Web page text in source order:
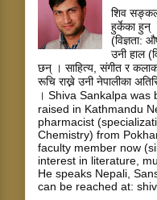
शिव
हुर्केका हुन्
(विज्ञता:
उनी हाल
छन् । साहित्य, संगीत र
रूचि राख्ने उनी नेपालीका
। Shiva Sankalpa
raised in Kathmandu
pharmacist
Chemistry) from
faculty member now
interest in literature,
He speaks Nepali,
can be reached at: